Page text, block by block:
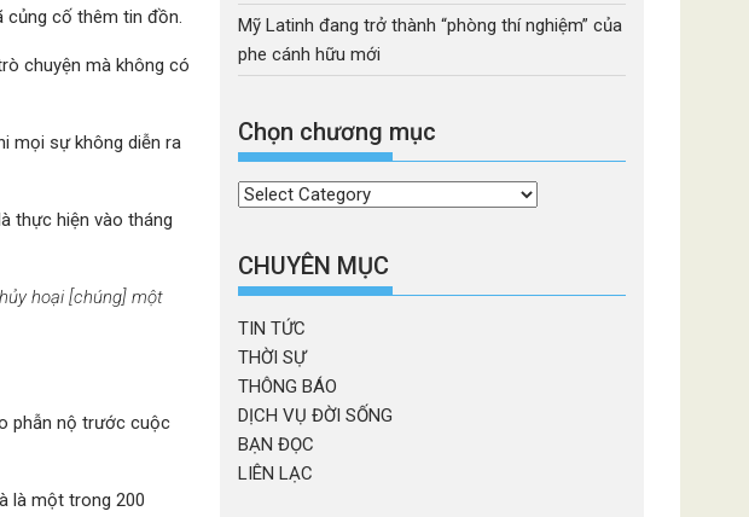
củng cố thêm tin đồn.
chuyện mà không có
mọi sự không diễn ra
thực hiện vào tháng
hoại [chúng] một
phẫn nộ trước cuộc
là một trong 200
Mỹ Latinh đang trở thành “phòng thí nghiệm” của
phe cánh hữu mới
Chọn chương mục
Chọn
mục
CHUYÊN MỤC
TIN TỨC
THỜI SỰ
THÔNG BÁO
DỊCH VỤ ĐỜI SỐNG
BẠN ĐỌC
LIÊN LẠC